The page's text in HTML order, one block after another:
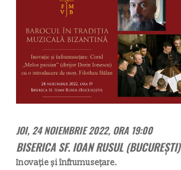
JOI, 24 NOIEMBRIE 2022, ORA 19:00
BISERICA SF. IOAN RUSUL (BUCUREȘTI)
Inovație și înfrumusețare.